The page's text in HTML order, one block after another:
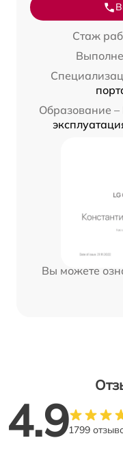
Стаж
Образование –
Вы можете
4.91799